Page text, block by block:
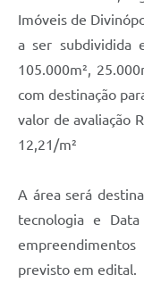
Imóveis de
a ser subdividida
105.000m²,
com destinação
valor de avaliação
12,21/m²
A área será
tecnologia e
previsto em edital.